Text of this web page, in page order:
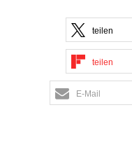
teilen
teilen
E-Mail